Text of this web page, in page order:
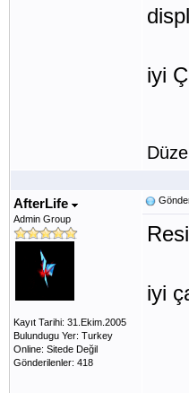
iyi
AfterLife
Admin Group
Kayıt Tarihi: 31.Ekim.2005
Bulundugu Yer: Turkey
Online: Sitede Değil
Gönderilenler: 418
iyi